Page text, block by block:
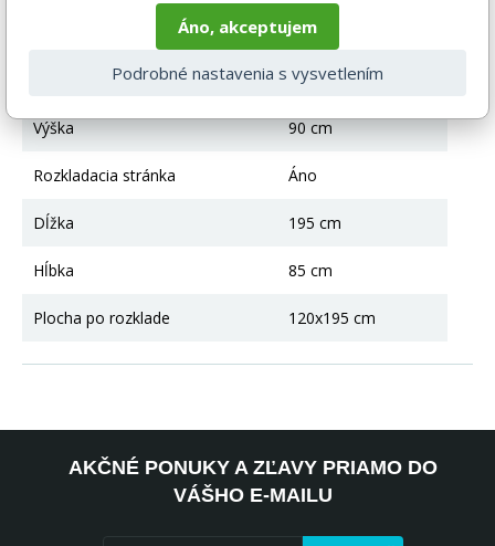
Technické parametre
úložný priestor Áno
Výška 90 cm
Rozkladacia stránka Áno
Dĺžka 195 cm
Hĺbka 85 cm
Plocha po rozklade 120x195 cm
AKČNÉ PONUKY A ZĽAVY PRIAMO DO
VÁŠHO E-MAILU
Áno, akceptujem
Podrobné nastavenia s vysvetlením